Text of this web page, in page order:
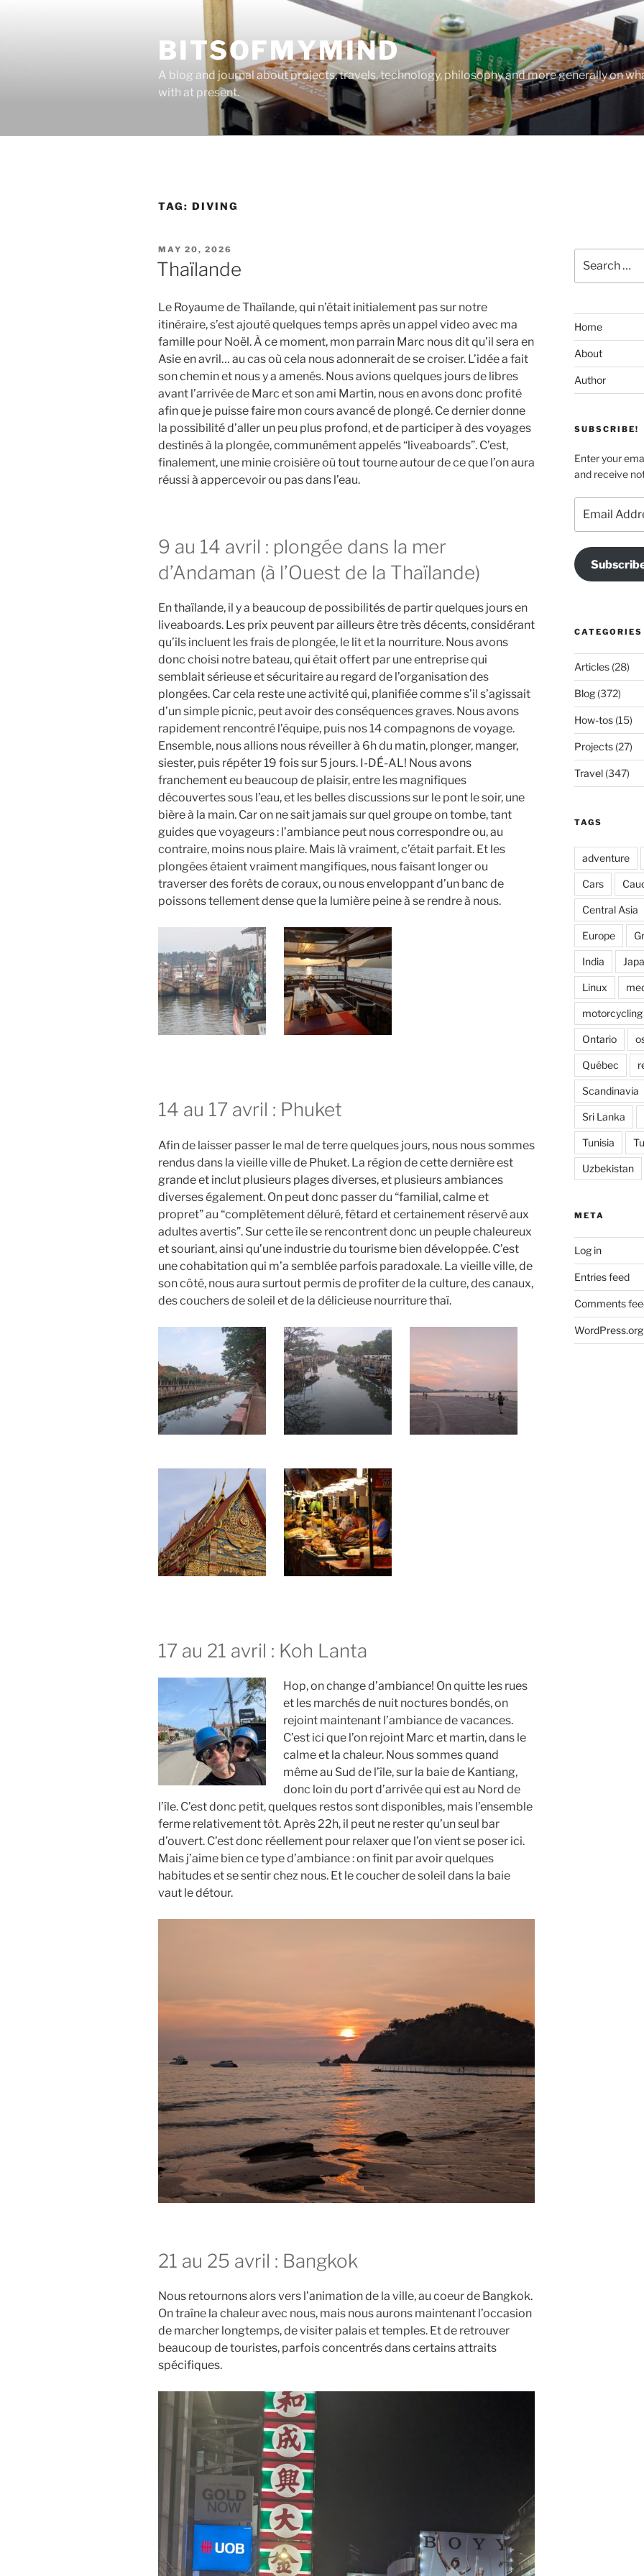
BITSOFMYMIND
A blog and journal about projects, travels, technology, philosophy and more generally on
with at present.
TAG: DIVING
POSTED
ON
MAY 20, 2026
Thaïlande
Le Royaume de Thaïlande, qui n’était initialement pas sur notre
itinéraire, s’est ajouté quelques temps après un appel video avec ma
famille pour Noël. À ce moment, mon parrain Marc nous dit qu’il sera en
Asie en avril… au cas où cela nous adonnerait de se croiser. L’idée a fait
son chemin et nous y a amenés. Nous avions quelques jours de libres
avant l’arrivée de Marc et son ami Martin, nous en avons donc profité
afin que je puisse faire mon cours avancé de plongé. Ce dernier donne
la possibilité d’aller un peu plus profond, et de participer à des voyages
destinés à la plongée, communément appelés “liveaboards”. C’est,
finalement, une minie croisière où tout tourne autour de ce que l’on aura
réussi à appercevoir ou pas dans l’eau.
9 au 14 avril : plongée dans la mer
d’Andaman (à l’Ouest de la Thaïlande)
En thaïlande, il y a beaucoup de possibilités de partir quelques jours en
liveaboards. Les prix peuvent par ailleurs être très décents, considérant
qu’ils incluent les frais de plongée, le lit et la nourriture. Nous avons
donc choisi notre bateau, qui était offert par une entreprise qui
semblait sérieuse et sécuritaire au regard de l’organisation des
plongées. Car cela reste une activité qui, planifiée comme s’il s’agissait
d’un simple picnic, peut avoir des conséquences graves. Nous avons
rapidement rencontré l’équipe, puis nos 14 compagnons de voyage.
Ensemble, nous allions nous réveiller à 6h du matin, plonger, manger,
siester, puis répéter 19 fois sur 5 jours. I-DÉ-AL! Nous avons
franchement eu beaucoup de plaisir, entre les magnifiques
découvertes sous l’eau, et les belles discussions sur le pont le soir, une
bière à la main. Car on ne sait jamais sur quel groupe on tombe, tant
guides que voyageurs : l’ambiance peut nous correspondre ou, au
contraire, moins nous plaire. Mais là vraiment, c’était parfait. Et les
plongées étaient vraiment mangifiques, nous faisant longer ou
traverser des forêts de coraux, ou nous enveloppant d’un banc de
poissons tellement dense que la lumière peine à se rendre à nous.
14 au 17 avril : Phuket
Afin de laisser passer le mal de terre quelques jours, nous nous sommes
rendus dans la vieille ville de Phuket. La région de cette dernière est
grande et inclut plusieurs plages diverses, et plusieurs ambiances
diverses également. On peut donc passer du “familial, calme et
propret” au “complètement déluré, fêtard et certainement réservé aux
adultes avertis”. Sur cette île se rencontrent donc un peuple chaleureux
et souriant, ainsi qu’une industrie du tourisme bien développée. C’est
une cohabitation qui m’a semblée parfois paradoxale. La vieille ville, de
son côté, nous aura surtout permis de profiter de la culture, des canaux,
des couchers de soleil et de la délicieuse nourriture thaï.
17 au 21 avril : Koh Lanta
Hop, on change d’ambiance! On quitte les rues
et les marchés de nuit noctures bondés, on
rejoint maintenant l’ambiance de vacances.
C’est ici que l’on rejoint Marc et martin, dans le
calme et la chaleur. Nous sommes quand
même au Sud de l’île, sur la baie de Kantiang,
donc loin du port d’arrivée qui est au Nord de
l’île. C’est donc petit, quelques restos sont disponibles, mais l’ensemble
ferme relativement tôt. Après 22h, il peut ne rester qu’un seul bar
d’ouvert. C’est donc réellement pour relaxer que l’on vient se poser ici.
Mais j’aime bien ce type d’ambiance : on finit par avoir quelques
habitudes et se sentir chez nous. Et le coucher de soleil dans la baie
vaut le détour.
21 au 25 avril : Bangkok
Nous retournons alors vers l’animation de la ville, au coeur de Bangkok.
On traîne la chaleur avec nous, mais nous aurons maintenant l’occasion
de marcher longtemps, de visiter palais et temples. Et de retrouver
beaucoup de touristes, parfois concentrés dans certains attraits
spécifiques.
for:
Home
About
Author
SUBSCRIBE!
Enter your
and receive
Address
CATEGORIES
Articles(28)
Blog(372)
How-tos(15)
Projects(27)
Travel(347)
TAGS
adventure
Cars
Central Asia
Europe
India
Linux
motorcycling
Ontario
Québec
Scandinavia
Sri Lanka
Tunisia
Uzbekistan
META
Log in
Entries feed
Comments
WordPress.org